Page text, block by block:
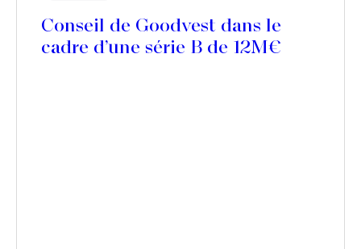
Conseil de Goodvest dans le
cadre d’une série B de 12M€